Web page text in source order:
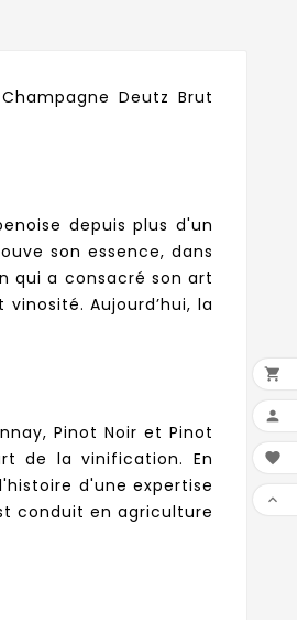
Deutz Brut
depuis plus d'un
son essence, dans
qui a consacré son art
Aujourd’hui, la
Pinot Noir et Pinot
de la vinification. En
d'une expertise
conduit en agriculture



